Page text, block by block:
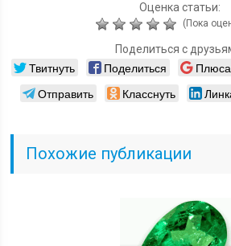
Оценка статьи:
(Пока
Поделиться с
Твитнуть Поделиться
Отправить
Класснуть
Похожие публикации